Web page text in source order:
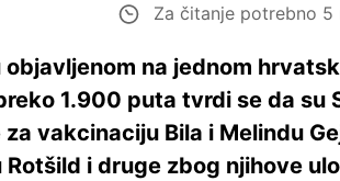
Za čitanje potrebno 5
objavljenom na jednom
1.900 puta tvrdi se da su
vakcinaciju Bila i Melindu
Rotšild i druge zbog njihove